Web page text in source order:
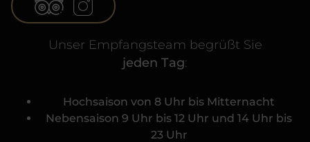
Unser Empfangsteam begrüßt Sie
jeden Tag:
Hochsaison von 8 Uhr bis Mitternacht
Nebensaison 9 Uhr bis 12 Uhr und 14 Uhr bis
23 Uhr